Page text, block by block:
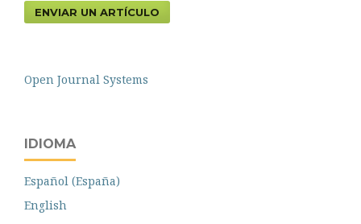
ENVIAR UN ARTÍCULO
Open Journal Systems
IDIOMA
Español (España)
English